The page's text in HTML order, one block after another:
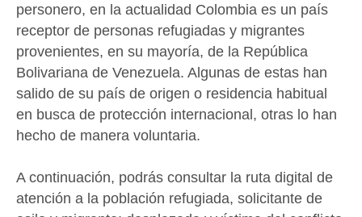
personero, en la actualidad Colombia es un país
receptor de personas refugiadas y migrantes
provenientes, en su mayoría, de la República
Bolivariana de Venezuela. Algunas de estas han
salido de su país de origen o residencia habitual
en busca de protección internacional, otras lo han
hecho de manera voluntaria.
A continuación, podrás consultar la ruta digital de
atención a la población refugiada, solicitante de